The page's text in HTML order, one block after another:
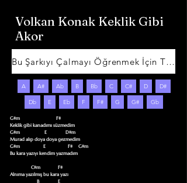
Volkan Konak Keklik Gibi
Akor
Bu Şarkıyı Çalmayı Öğrenmek İçin Tıklayın
A A# Ab B Bb C C# D D#
Db E Eb F F# G G# Gb
G#m                               F#
Keklik gibi kanadımı süzmedim
G#m                     E                D#m
Murad alıp doya doya gezmedim
G#m                    E                   F#     G#m
Bu kara yazıyı kendim yazmadım
Alnıma yazılmış bu kara yazı